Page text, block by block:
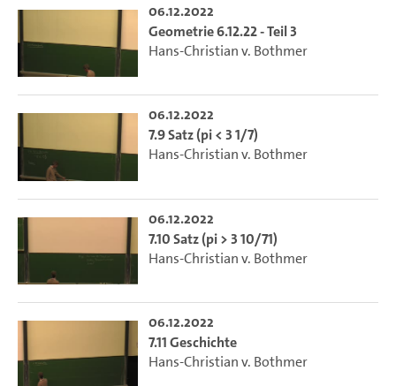
06.12.2022
Geometrie 6.12.22 - Teil 3
Hans-Christian v. Bothmer
06.12.2022
7.9 Satz (pi < 3 1/7)
Hans-Christian v. Bothmer
06.12.2022
7.10 Satz (pi > 3 10/71)
Hans-Christian v. Bothmer
06.12.2022
7.11 Geschichte
Hans-Christian v. Bothmer